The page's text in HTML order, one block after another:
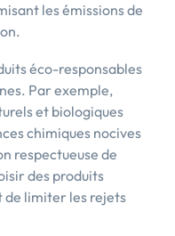
les émissions de
éco-responsables
Par exemple,
et biologiques
chimiques nocives
respectueuse de
des produits
de limiter les rejets